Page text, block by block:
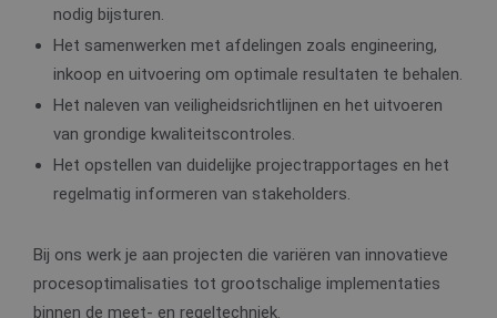
nodig bijsturen.
Het samenwerken met afdelingen zoals engineering,
inkoop en uitvoering om optimale resultaten te behalen.
Het naleven van veiligheidsrichtlijnen en het uitvoeren
van grondige kwaliteitscontroles.
Het opstellen van duidelijke projectrapportages en het
regelmatig informeren van stakeholders.
Bij ons werk je aan projecten die variëren van innovatieve
procesoptimalisaties tot grootschalige implementaties
binnen de meet- en regeltechniek.